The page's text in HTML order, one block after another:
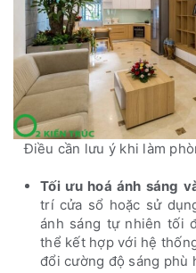
Điều cần lưu ý khi làm
Tối ưu hoá ánh sáng
trí cửa sổ hoặc sử
ánh sáng tự nhiên tối
thể kết hợp với hệ
đổi cường độ sáng phù